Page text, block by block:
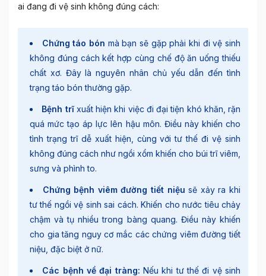
ai đang đi vệ sinh không đúng cách:
Chứng táo bón mà bạn sẽ gặp phải khi đi vệ sinh
không đúng cách kết hợp cùng chế độ ăn uống thiếu
chất xơ. Đây là nguyên nhân chủ yếu dẫn đến tình
trạng táo bón thường gặp.
Bệnh trĩ xuất hiện khi việc đi đại tiện khó khăn, rặn
quá mức tạo áp lực lên hậu môn. Điều này khiến cho
tình trạng trĩ dễ xuất hiện, cùng với tư thế đi vệ sinh
không đúng cách như ngồi xổm khiến cho búi trĩ viêm,
sưng và phình to.
Chứng bệnh viêm đường tiết niệu sẽ xảy ra khi
tư thế ngồi vệ sinh sai cách. Khiến cho nước tiêu chảy
chậm và tụ nhiều trong bàng quang. Điều này khiến
cho gia tăng nguy cơ mắc các chứng viêm đường tiết
niệu, đặc biệt ở nữ.
Các bệnh về đại tràng: Nếu khi tư thế đi vệ sinh